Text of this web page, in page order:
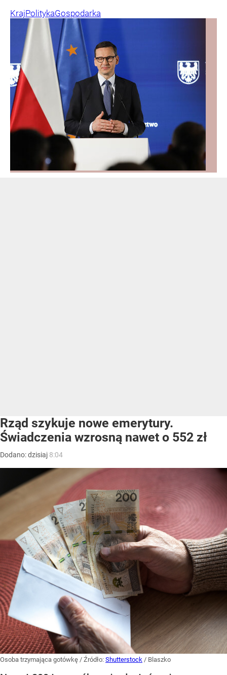
KrajPolitykaGospodarka
Rząd szykuje nowe emerytury.
Świadczenia wzrosną nawet o 552 zł
Dodano:dzisiaj 8:04
Osoba trzymająca gotówkę / Źródło: Shutterstock / Blaszko